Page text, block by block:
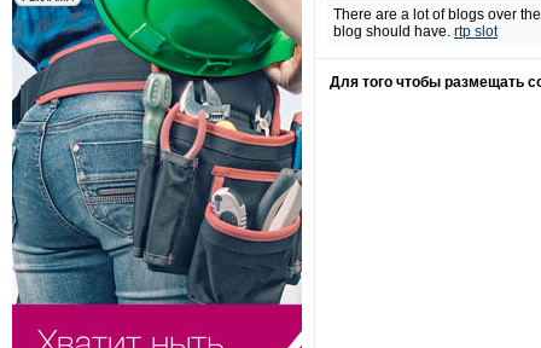
There are a lot of blogs over
blog should have. rtp slot
Для того чтобы размещать